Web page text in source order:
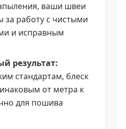
ваши швеи
за работу с чистыми
и исправным
результат:
стандартам, блеск
от метра к
для пошива